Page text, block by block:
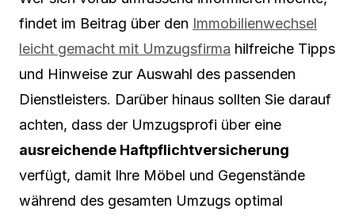
findet im Beitrag über den Immobilienwechsel
leicht gemacht mit Umzugsfirma hilfreiche Tipps
und Hinweise zur Auswahl des passenden
Dienstleisters. Darüber hinaus sollten Sie darauf
achten, dass der Umzugsprofi über eine
ausreichende Haftpflichtversicherung
verfügt, damit Ihre Möbel und Gegenstände
während des gesamten Umzugs optimal